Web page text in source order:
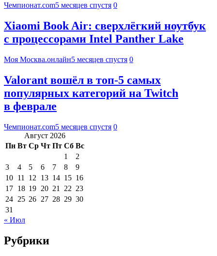
Чемпионат.com5 месяцев спустя 0
Xiaomi Book Air: сверхлёгкий ноутбук
с процессорами Intel Panther Lake
Моя Москва.онлайн5 месяцев спустя 0
Valorant вошёл в топ-5 самых
популярных категорий на Twitch
в феврале
Чемпионат.com5 месяцев спустя 0
Август 2026
Пн Вт Ср Чт Пт Сб Вс
1
2
3
4 5 6 7 8
9
10 11 12 13 14 15 16
17 18 19 20 21 22 23
24 25 26 27 28 29 30
31
« Июл
Рубрики